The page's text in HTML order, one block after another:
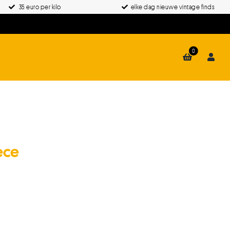
35 euro per kilo elke dag nieuwe vintage finds
0